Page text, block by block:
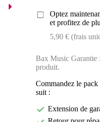
Optez
et profitez de
5,90 € (frais
Bax Music Garantie
produit.
Commandez le
suit :
Extension de